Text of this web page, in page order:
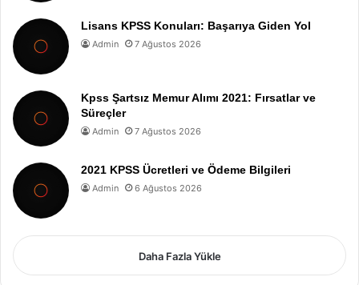
Lisans KPSS Konuları: Başarıya Giden Yol
Admin 7 Ağustos 2026
Kpss Şartsız Memur Alımı 2021: Fırsatlar ve
Süreçler
Admin 7 Ağustos 2026
2021 KPSS Ücretleri ve Ödeme Bilgileri
Admin 6 Ağustos 2026
Daha Fazla Yükle